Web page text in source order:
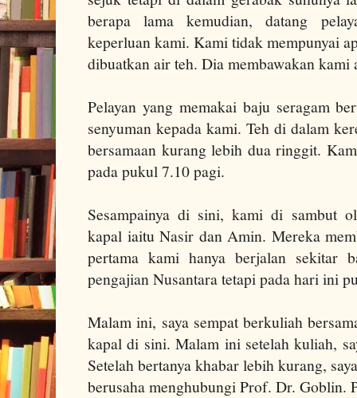
berapa lama kemudian, datang
keperluan kami. Kami tidak mempunyai
dibuatkan air teh. Dia membawakan
Pelayan yang memakai baju seragam
senyuman kepada kami. Teh di dalam
bersamaan kurang lebih dua ringgit.
pada pukul 7.10 pagi.
Sesampainya di sini, kami di sambut
kapal iaitu Nasir dan Amin. Mereka
pertama kami hanya berjalan sekitar
pengajian Nusantara tetapi pada hari ini
Malam ini, saya sempat berkuliah
kapal di sini. Malam ini setelah kuliah,
Setelah bertanya khabar lebih kurang,
berusaha menghubungi Prof. Dr. Goblin.